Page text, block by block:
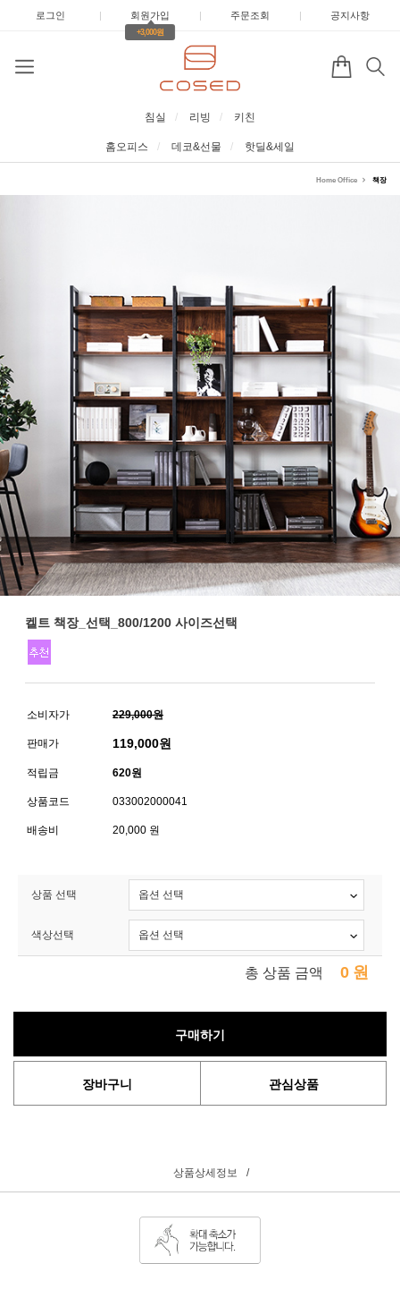
로그인 | 회원가입 |
+3,000원
주문조회 | 공지사항
침실 리빙 키친
홈오피스 데코&선물 핫딜&세일
Home Office 책장
켈트 책장_선택_800/1200 사이즈선택
소비자가 229,000원
판매가 119,000원
적립금 620원
상품코드 033002000041
배송비 20,000 원
상품 선택
색상선택
총 상품 금액 0 원
구매하기
장바구니 관심상품
상품상세정보